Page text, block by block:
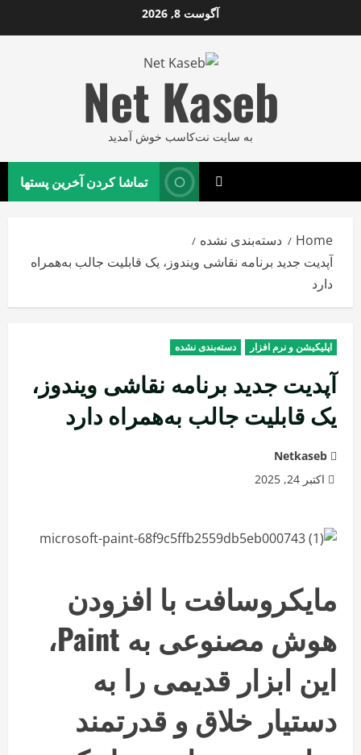
to
آگوست 8, 2026
Net Kaseb
به سایت نت‌کاسب خوش آمدید
تماشا کردن آخرین پستها
Home
دسته‌بندی نشده
آپدیت جدید برنامه نقاشی ویندوز، یک قابلیت جالب به‌همراه
دارد
اپلیکیشن و نرم افزار دسته‌بندی نشده
آپدیت جدید برنامه نقاشی ویندوز،
یک قابلیت جالب به‌همراه دارد
Netkaseb
اکتبر 24, 2025
مایکروسافت با افزودن
هوش مصنوعی به Paint،
این ابزار قدیمی را به
دستیار خلاق و قدرتمند